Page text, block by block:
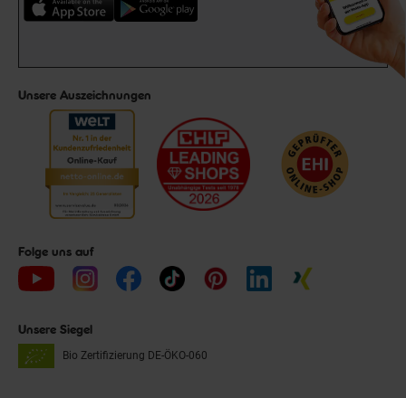
Unsere Auszeichnungen
Folge uns auf
Unsere Siegel
Bio Zertifizierung DE-ÖKO-060